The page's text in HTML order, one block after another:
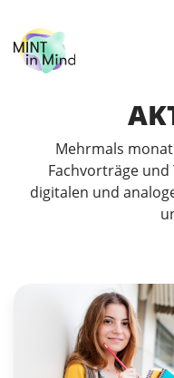
Mehrmals
Fachvorträge
digitalen und